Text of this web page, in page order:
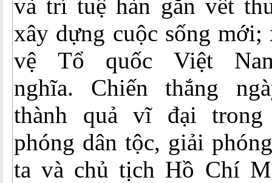
và trí tuệ hàn gắn vết
xây dựng cuộc sống mới;
vệ Tổ quốc Việt
nghĩa. Chiến thắng
thành quả vĩ đại
phóng dân tộc, giải
ta và chủ tịch Hồ Chí